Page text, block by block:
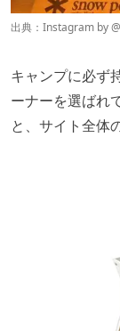
出典：Instagram by@
キャンプに必ず
ーナーを選ばれ
と、サイト全体